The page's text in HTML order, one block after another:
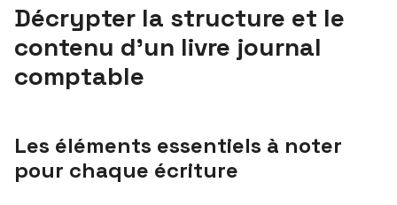
Décrypter la structure et le
contenu d’un livre journal
comptable
Les éléments essentiels à noter
pour chaque écriture